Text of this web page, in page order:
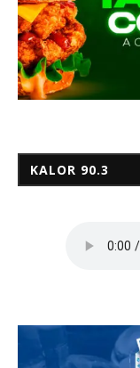
KALOR 90.3